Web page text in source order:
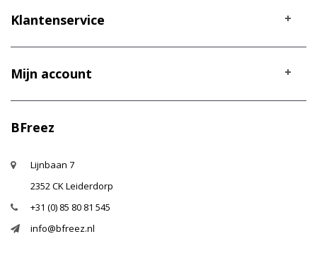
Klantenservice
Mijn account
BFreez
Lijnbaan 7
2352 CK Leiderdorp
+31 (0) 85 80 81 545
info@bfreez.nl